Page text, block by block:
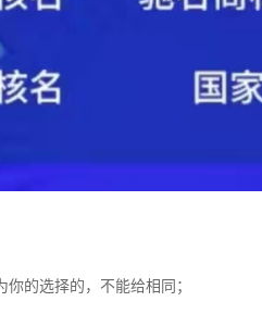
的选择的，不能给相同；